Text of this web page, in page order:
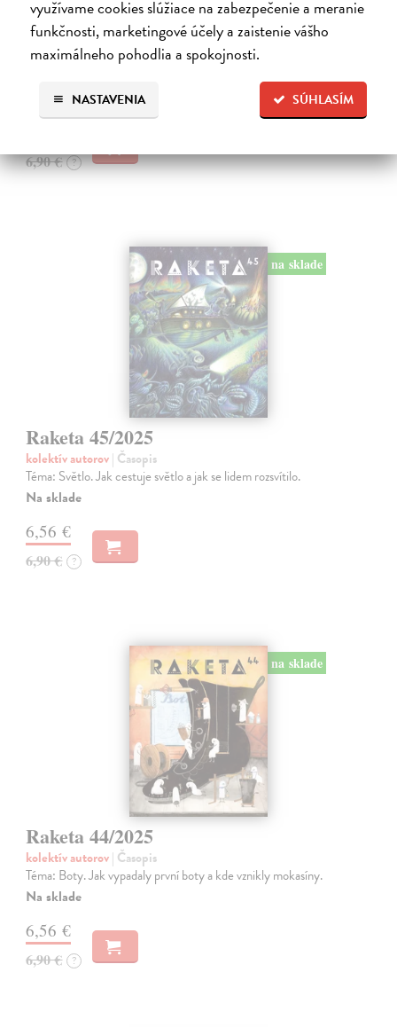
využívame cookies slúžiace na zabezpečenie a meranie
funkčnosti, marketingové účely a zaistenie vášho
maximálneho pohodlia a spokojnosti.
SÚHLASÍM
NASTAVENIA
Raketa 46/2026
kolektív autorov| Časopis
Téma: Humor. Kdy a proč se nejčastěji smějeme a jak vtipkují zvířata.
Na sklade
6,90 € ?
na sklade
Raketa 45/2025
kolektív autorov| Časopis
Téma: Světlo. Jak cestuje světlo a jak se lidem rozsvítilo.
Na sklade
6,56 €
6,90 € ?
na sklade
Raketa 44/2025
kolektív autorov| Časopis
Téma: Boty. Jak vypadaly první boty a kde vznikly mokasíny.
Na sklade
6,56 €
6,90 € ?